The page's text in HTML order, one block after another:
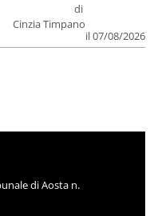
di
Cinzia Timpano
il 07/08/2026
di Aosta n.